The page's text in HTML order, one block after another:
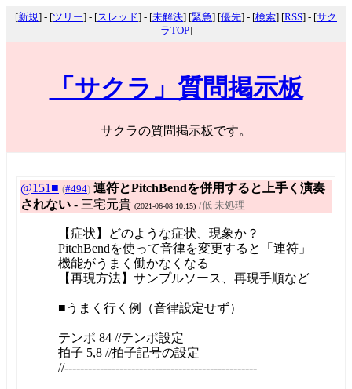
[新規] - [ツリー] - [スレッド] - [未解決] [緊急] [優先] - [検索] [RSS] - [サク
ラTOP]
「サクラ」質問掲示板
サクラの質問掲示板です。
@151■ (#494) 連符とPitchBendを併用すると上手く演奏
されない - 三宅元貴 (2021-06-08 10:15) /低 未処理
【症状】どのような症状、現象か？
PitchBendを使って音律を変更すると「連符」
機能がうまく働かなくなる
【再現方法】サンプルソース、再現手順など
■うまく行く例（音律設定せず）
テンポ 84 //テンポ設定
拍子 5,8 //拍子記号の設定
//-------------------------------------------------